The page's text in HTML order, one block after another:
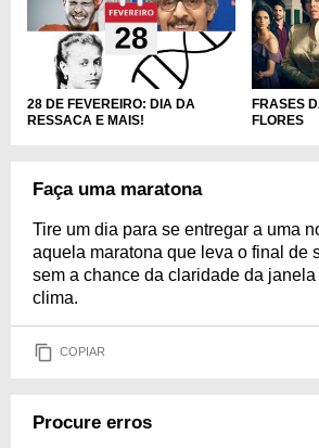
28 DE FEVEREIRO: DIA DA
RESSACA E MAIS!
FRASES
FLORES
Faça uma maratona
Tire um dia para se entregar a uma
aquela maratona que leva o final de
sem a chance da claridade da
clima.
COPIAR
Procure erros